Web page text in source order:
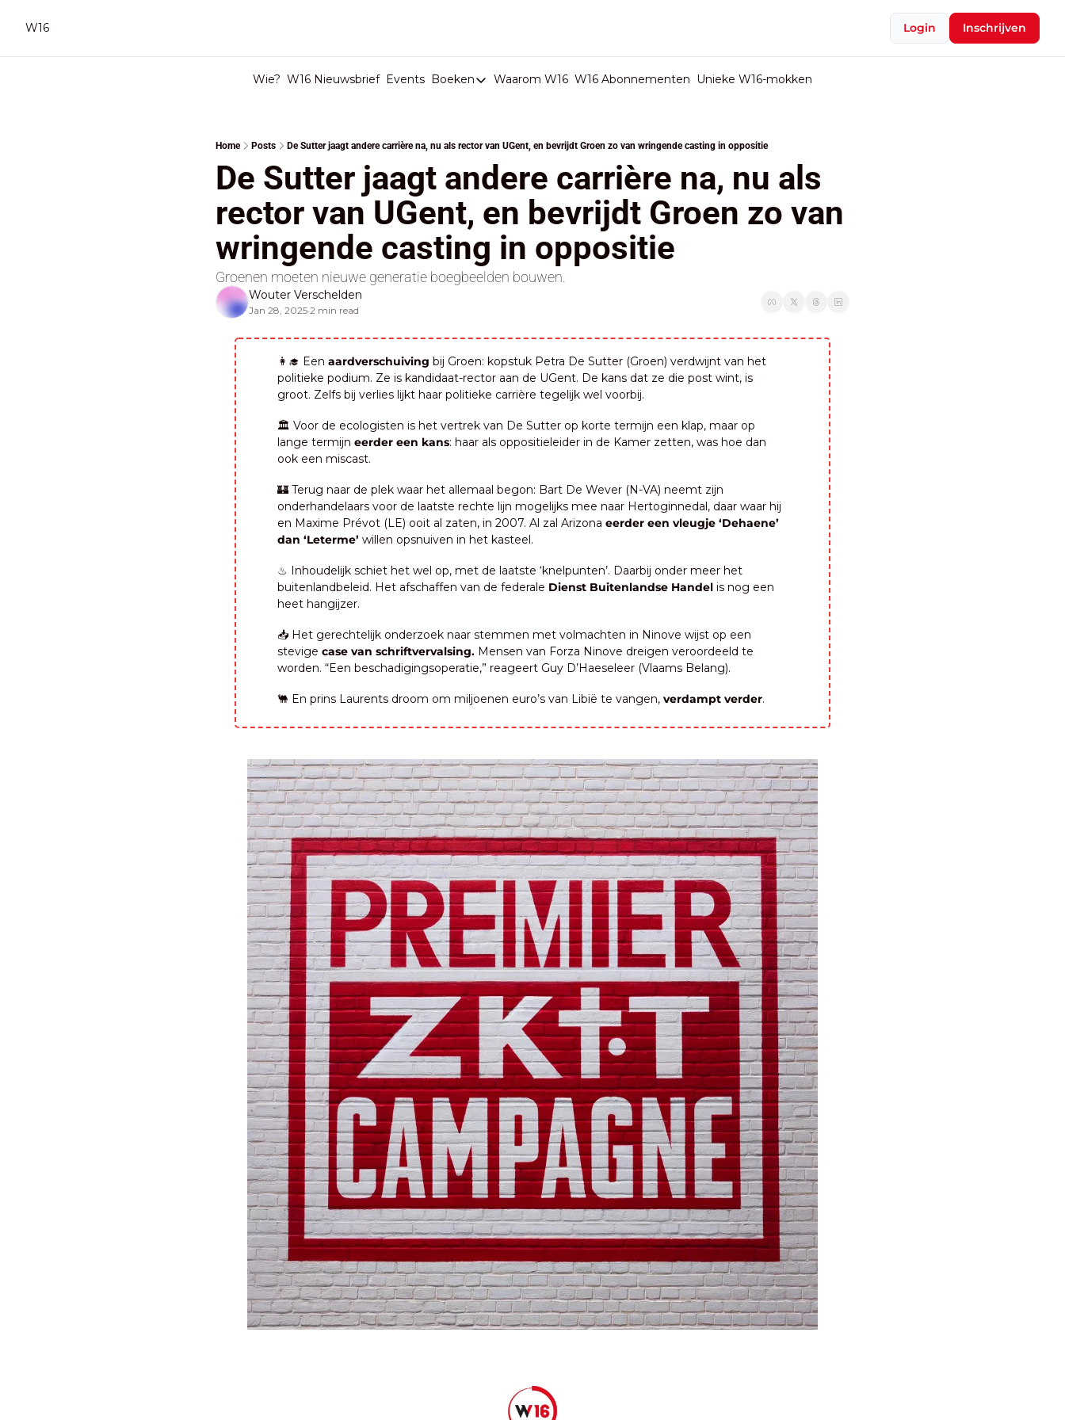
W16 Login Inschrijven
Wie? W16 Nieuwsbrief Events Boeken
Boeken
Boeken
Stop de Persen
Het Merk België
De Doodgravers van België
Bpost Hold-up
Waarom W16 W16 Abonnementen Unieke W16-mokken
Home Posts De Sutter jaagt andere carrière na, nu als rector van UGent, en bevrijdt Groen zo van wringende casting in oppositie
De Sutter jaagt andere carrière na, nu als
rector van UGent, en bevrijdt Groen zo van
wringende casting in oppositie
Groenen moeten nieuwe generatie boegbeelden bouwen.
Wouter Verschelden
Jan 28, 2025•2 min read
👩‍🎓 Een aardverschuiving bij Groen: kopstuk Petra De Sutter (Groen) verdwijnt van het
politieke podium. Ze is kandidaat-rector aan de UGent. De kans dat ze die post wint, is
groot. Zelfs bij verlies lijkt haar politieke carrière tegelijk wel voorbij.
🏛️ Voor de ecologisten is het vertrek van De Sutter op korte termijn een klap, maar op
lange termijn eerder een kans: haar als oppositieleider in de Kamer zetten, was hoe dan
ook een miscast.
🏰 Terug naar de plek waar het allemaal begon: Bart De Wever (N-VA) neemt zijn
onderhandelaars voor de laatste rechte lijn mogelijks mee naar Hertoginnedal, daar waar hij
en Maxime Prévot (LE) ooit al zaten, in 2007. Al zal Arizona eerder een vleugje ‘Dehaene’
dan ‘Leterme’ willen opsnuiven in het kasteel.
♨️ Inhoudelijk schiet het wel op, met de laatste ‘knelpunten’. Daarbij onder meer het
buitenlandbeleid. Het afschaffen van de federale Dienst Buitenlandse Handel is nog een
heet hangijzer.
📥 Het gerechtelijk onderzoek naar stemmen met volmachten in Ninove wijst op een
stevige case van schriftvervalsing. Mensen van Forza Ninove dreigen veroordeeld te
worden. “Een beschadigingsoperatie,” reageert Guy D’Haeseleer (Vlaams Belang).
🐫 En prins Laurents droom om miljoenen euro’s van Libië te vangen, verdampt verder.